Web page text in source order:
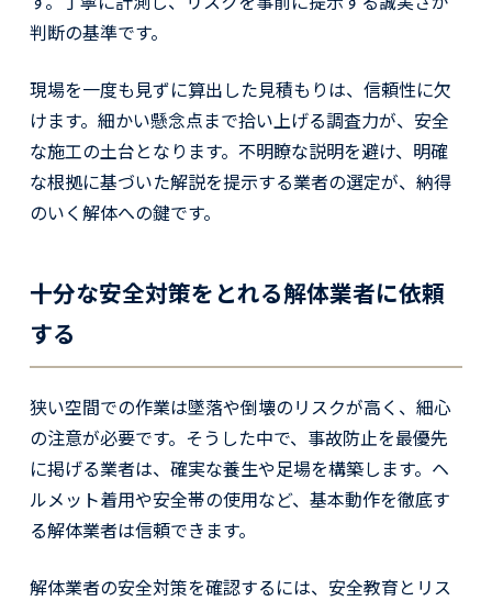
判断の基準です。
現場を一度も見ずに算出した見積もりは、信頼性に欠
けます。細かい懸念点まで拾い上げる調査力が、安全
な施工の土台となります。不明瞭な説明を避け、明確
な根拠に基づいた解説を提示する業者の選定が、納得
のいく解体への鍵です。
十分な安全対策をとれる解体業者に依頼
する
狭い空間での作業は墜落や倒壊のリスクが高く、細心
の注意が必要です。そうした中で、事故防止を最優先
に掲げる業者は、確実な養生や足場を構築します。ヘ
ルメット着用や安全帯の使用など、基本動作を徹底す
る解体業者は信頼できます。
解体業者の安全対策を確認するには、安全教育とリス